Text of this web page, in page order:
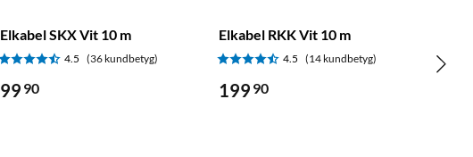
Elkabel SKX Vit 10 m
4.5 (36 kundbetyg)
99 90
Elkabel RKK Vit 10 m
4.5 (14 kundbetyg)
199 90